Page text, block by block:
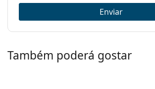
Enviar
Também poderá gostar